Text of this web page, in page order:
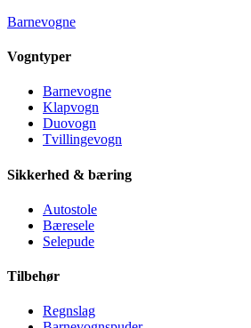
Barnevogne
Vogntyper
Barnevogne
Klapvogn
Duovogn
Tvillingevogn
Sikkerhed & bæring
Autostole
Bæresele
Selepude
Tilbehør
Regnslag